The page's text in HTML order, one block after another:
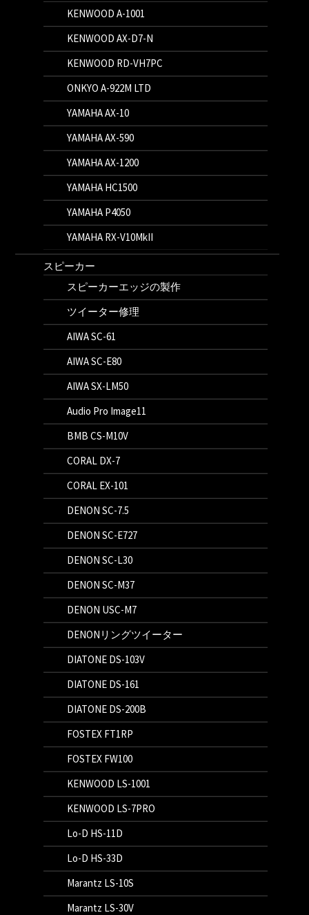
KENWOOD A-1001
KENWOOD AX-D7-N
KENWOOD RD-VH7PC
ONKYO A-922M LTD
YAMAHA AX-10
YAMAHA AX-590
YAMAHA AX-1200
YAMAHA HC1500
YAMAHA P4050
YAMAHA RX-V10MkII
スピーカー
スピーカーエッジの製作
ツイーター修理
AIWA SC-61
AIWA SC-E80
AIWA SX-LM50
Audio Pro Image11
BMB CS-M10V
CORAL DX-7
CORAL EX-101
DENON SC-7.5
DENON SC-E727
DENON SC-L30
DENON SC-M37
DENON USC-M7
DENONリングツイーター
DIATONE DS-103V
DIATONE DS-161
DIATONE DS-200B
FOSTEX FT1RP
FOSTEX FW100
KENWOOD LS-1001
KENWOOD LS-7PRO
Lo-D HS-11D
Lo-D HS-33D
Marantz LS-10S
Marantz LS-30V